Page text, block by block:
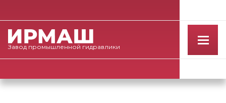
Завод промышленной гидравлики